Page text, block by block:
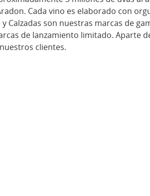
Cada vino es elaborado con
son nuestras marcas de
de lanzamiento limitado. Aparte
clientes.